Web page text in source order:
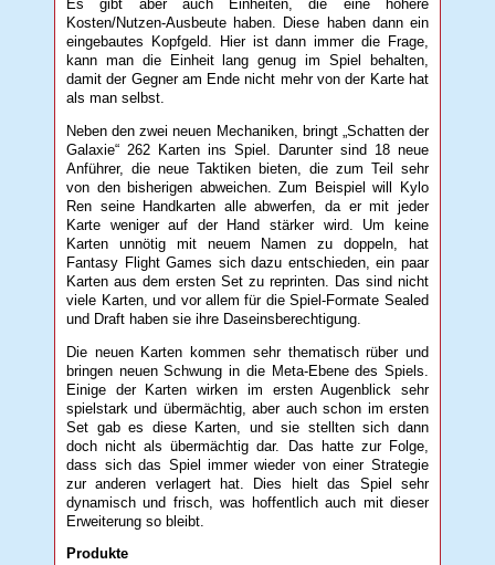
Es gibt aber auch Einheiten, die eine höhere
Kosten/Nutzen-Ausbeute haben. Diese haben dann ein
eingebautes Kopfgeld. Hier ist dann immer die Frage,
kann man die Einheit lang genug im Spiel behalten,
damit der Gegner am Ende nicht mehr von der Karte hat
als man selbst.
Neben den zwei neuen Mechaniken, bringt „Schatten der
Galaxie“ 262 Karten ins Spiel. Darunter sind 18 neue
Anführer, die neue Taktiken bieten, die zum Teil sehr
von den bisherigen abweichen. Zum Beispiel will Kylo
Ren seine Handkarten alle abwerfen, da er mit jeder
Karte weniger auf der Hand stärker wird. Um keine
Karten unnötig mit neuem Namen zu doppeln, hat
Fantasy Flight Games sich dazu entschieden, ein paar
Karten aus dem ersten Set zu reprinten. Das sind nicht
viele Karten, und vor allem für die Spiel-Formate Sealed
und Draft haben sie ihre Daseinsberechtigung.
Die neuen Karten kommen sehr thematisch rüber und
bringen neuen Schwung in die Meta-Ebene des Spiels.
Einige der Karten wirken im ersten Augenblick sehr
spielstark und übermächtig, aber auch schon im ersten
Set gab es diese Karten, und sie stellten sich dann
doch nicht als übermächtig dar. Das hatte zur Folge,
dass sich das Spiel immer wieder von einer Strategie
zur anderen verlagert hat. Dies hielt das Spiel sehr
dynamisch und frisch, was hoffentlich auch mit dieser
Erweiterung so bleibt.
Produkte